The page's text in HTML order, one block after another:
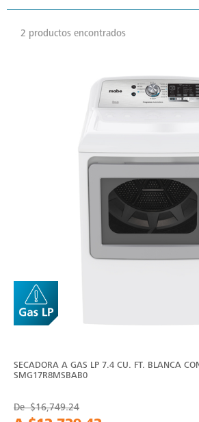
2 productos encontrados
SECADORA A GAS LP 7.4 CU. FT. BLANCA
SMG17R8MSBAB0
De$16,749.24